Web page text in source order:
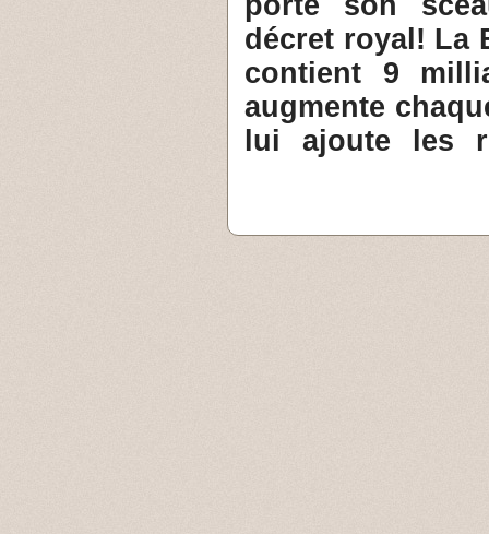
décret royal! La
contient 9
augmente
lui ajoute les